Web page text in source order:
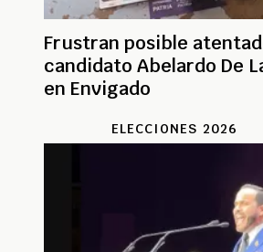
Frustran posible
candidato Abelardo De
en Envigado
ELECCIONES 2026